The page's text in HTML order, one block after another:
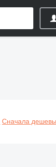
Сначала